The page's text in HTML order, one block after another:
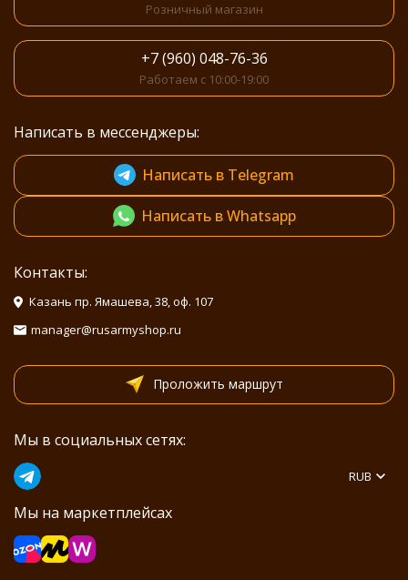
Розничный магазин
+7 (960) 048-76-36
Работаем с 10:00-19:00
Написать в мессенджеры:
Написать в Telegram
Написать в Whatsapp
Контакты:
Казань пр. Ямашева, 38, оф. 107
manager@rusarmyshop.ru
Проложить маршрут
Мы в социальных сетях:
Мы на маркетплейсах
RUB